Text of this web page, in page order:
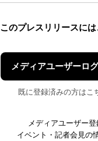
このプレスリリースには
メディアユーザーロ
既に登録済みの方はこ
メディアユーザー
イベント・記者会見の